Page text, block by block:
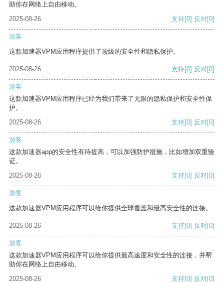
助你在网络上自由移动。
2025-08-26
支持[0] 反对[0]
游客
这款加速器VPM应用程序提供了顶级的安全性和隐私保护。
2025-08-26 支持[0] 反对[0]
游客
这款加速器VPM应用程序已经为我们带来了无限的隐私保护和安全性保
护。
2025-08-26
支持[0] 反对[0]
游客
这款加速器app的安全性有待提高，可以加强防护措施，比如增加双重验
证。
2025-08-26
支持[0] 反对[0]
游客
这款加速器VPM应用程序可以给你提供全球覆盖和最高安全性的连接。
2025-08-26 支持[0] 反对[0]
游客
这款加速器VPM应用程序可以给你提供最高速度和安全性的连接，并帮
助你在网络上自由移动。
2025-08-26
支持[0] 反对[0]